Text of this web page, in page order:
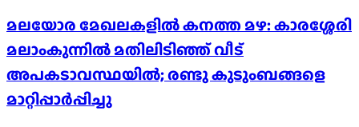
മലയോര മേഖലകളിൽ കനത്ത മഴ: കാരശ്ശേരി
മലാംകുന്നിൽ മതിലിടിഞ്ഞ് വീട്
അപകടാവസ്ഥയിൽ; രണ്ടു കുടുംബങ്ങളെ
മാറ്റിപ്പാർപ്പിച്ചു